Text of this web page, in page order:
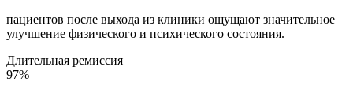
пациентов после выхода из клиники ощущают значительное
улучшение физического и психического состояния.
Длительная ремиссия
97%